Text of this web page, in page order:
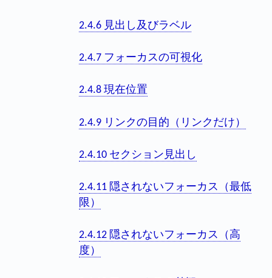
2.4.6 見出し及びラベル
2.4.7 フォーカスの可視化
2.4.8 現在位置
2.4.9 リンクの目的（リンクだけ）
2.4.10 セクション見出し
2.4.11 隠されないフォーカス（最低
限）
2.4.12 隠されないフォーカス（高
度）